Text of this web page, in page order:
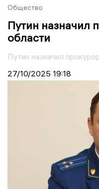
Общество
Путин назначил
области
Путин назначил
27/10/2025 19:18